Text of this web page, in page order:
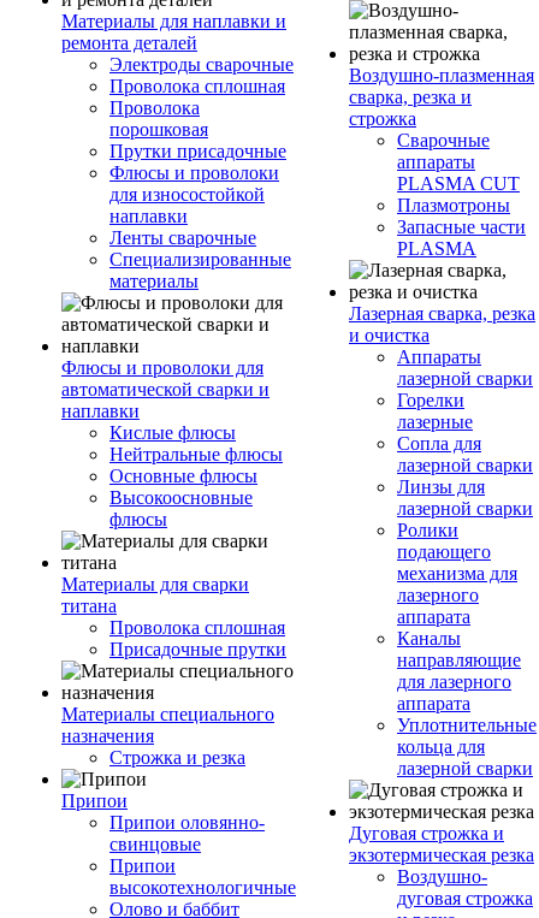
Материалы для наплавки и
ремонта деталей
Электроды сварочные
Проволока сплошная
Проволока
порошковая
Прутки присадочные
Флюсы и проволоки
для износостойкой
наплавки
Ленты сварочные
Специализированные
материалы
Флюсы и проволоки для
автоматической сварки и
наплавки
Кислые флюсы
Нейтральные флюсы
Основные флюсы
Высокоосновные
флюсы
Материалы для сварки
титана
Проволока сплошная
Присадочные прутки
Материалы специального
назначения
Строжка и резка
Припои
Припои оловянно-
свинцовые
Припои
высокотехнологичные
Олово и баббит
Воздушно-плазменная
сварка, резка и
строжка
Сварочные
аппараты
PLASMA CUT
Плазмотроны
Запасные части
PLASMA
Лазерная сварка, резка
и очистка
Аппараты
лазерной сварки
Горелки
лазерные
Сопла для
лазерной сварки
Линзы для
лазерной сварки
Ролики
подающего
механизма для
лазерного
аппарата
Каналы
направляющие
для лазерного
аппарата
Уплотнительные
кольца для
лазерной сварки
Дуговая строжка и
экзотермическая резка
Воздушно-
дуговая строжка